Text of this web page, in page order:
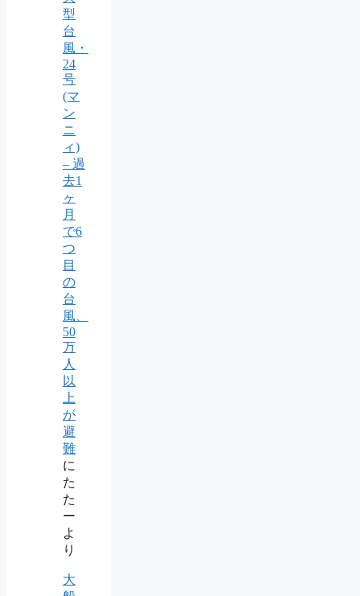
型
台
風・
24
号
(マ
ン
ニ
ィ)
– 過
去1
ヶ
月
で6
つ
目
の
台
風、
50
万
人
以
上
が
避
難
に
た
た
ー
よ
り
大